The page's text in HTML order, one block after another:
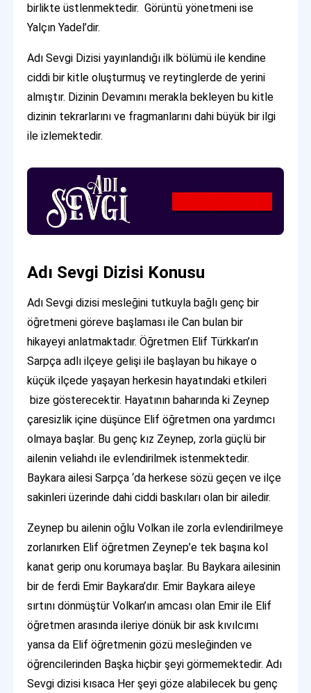
birlikte üstlenmektedir. Görüntü yönetmeni ise
Yalçın Yadel’dir.
Adı Sevgi Dizisi yayınlandığı ilk bölümü ile kendine
ciddi bir kitle oluşturmuş ve reytinglerde de yerini
almıştır. Dizinin Devamını merakla bekleyen bu kitle
dizinin tekrarlarını ve fragmanlarını dahi büyük bir ilgi
ile izlemektedir.
Adı Sevgi Dizisi Konusu
Adı Sevgi dizisi mesleğini tutkuyla bağlı genç bir
öğretmeni göreve başlaması ile Can bulan bir
hikayeyi anlatmaktadır. Öğretmen Elif Türkkan’ın
Sarpça adlı ilçeye gelişi ile başlayan bu hikaye o
küçük ilçede yaşayan herkesin hayatındaki etkileri
bize gösterecektir. Hayatının baharında ki Zeynep
çaresizlik içine düşünce Elif öğretmen ona yardımcı
olmaya başlar. Bu genç kız Zeynep, zorla güçlü bir
ailenin veliahdı ile evlendirilmek istenmektedir.
Baykara ailesi Sarpça ‘da herkese sözü geçen ve ilçe
sakinleri üzerinde dahi ciddi baskıları olan bir ailedir.
Zeynep bu ailenin oğlu Volkan ile zorla evlendirilmeye
zorlanırken Elif öğretmen Zeynep’e tek başına kol
kanat gerip onu korumaya başlar. Bu Baykara ailesinin
bir de ferdi Emir Baykara’dır. Emir Baykara aileye
sırtını dönmüştür Volkan’ın amcası olan Emir ile Elif
öğretmen arasında ileriye dönük bir ask kıvılcımı
yansa da Elif öğretmenin gözü mesleğinden ve
öğrencilerinden Başka hiçbir şeyi görmemektedir. Adı
Sevgi dizisi kısaca Her şeyi göze alabilecek bu genç